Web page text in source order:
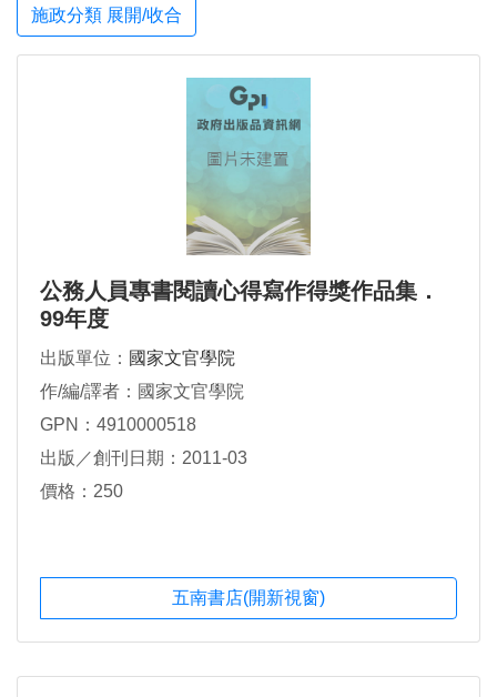
施政分類 展開/收合
公務人員專書閱讀心得寫作得獎作品集．
99年度
出版單位： 國家文官學院
作/編/譯者：國家文官學院
GPN：4910000518
出版／創刊日期：2011-03
價格：250
五南書店(開新視窗)